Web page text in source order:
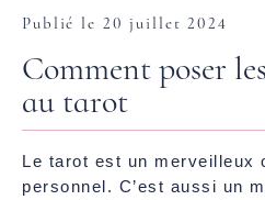
Publié le 20 juillet 2024
Comment poser
au tarot
Le tarot est un merveilleux
personnel. C’est aussi un